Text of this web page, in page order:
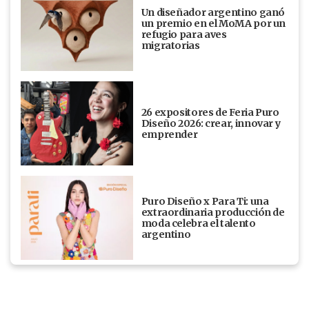
Un diseñador argentino ganó
un premio en el MoMA por un
refugio para aves
migratorias
26 expositores de Feria Puro
Diseño 2026: crear, innovar y
emprender
Puro Diseño x Para Ti: una
extraordinaria producción de
moda celebra el talento
argentino